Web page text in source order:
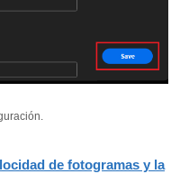
de fotogramas y la